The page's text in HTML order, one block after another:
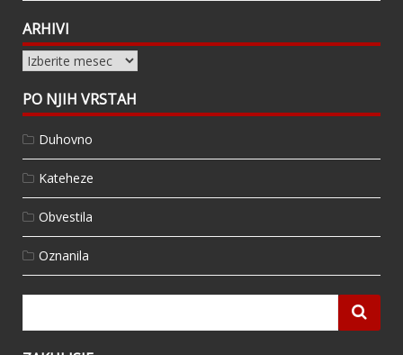
ARHIVI
Arhivi
PO NJIH VRSTAH
Duhovno
Kateheze
Obvestila
Oznanila